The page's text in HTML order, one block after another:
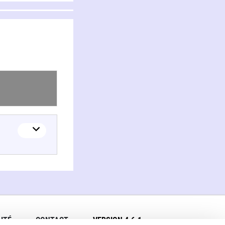
CONTACT VERSION 4.6.1